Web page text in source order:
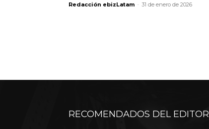
Redacción ebizLatam - 31 de enero de 2026
RECOMENDADOS DEL EDITOR